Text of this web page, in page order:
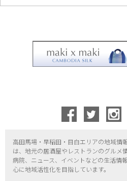
高田馬場・早稲田・目白エリアの地域情
は、地元の居酒屋やレストランのグルメ
病院、ニュース、イベントなどの生活情
心に地域活性化を目指しています。